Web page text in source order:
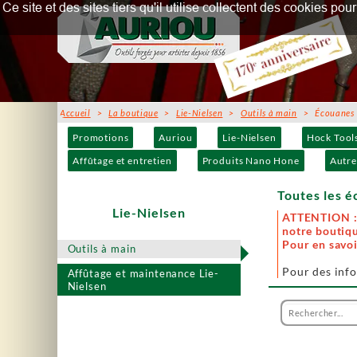
Promotions Auriou Lie-Nielsen Hock
Affûtage et entretien
Produits Nano Hone
Outils à main
Affûtage et maintenance Lie-
Nielsen
Accueil >La boutique >Lie-Nielsen >Outils à main > Écouanes
Toutes les
notre
Pour en
Pour des
Lie-Nielsen
Ce site et des sites tiers qu'il utilise collectent des cookies